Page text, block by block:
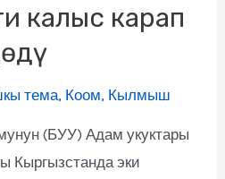
калыс карап
тема, Коом, Кылмыш
(БУУ) Адам укуктары
Кыргызстанда эки